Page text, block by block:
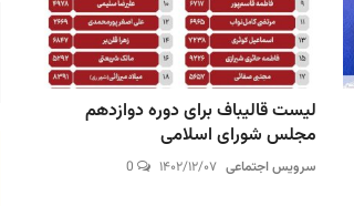
لیست قالیباف برای دوره دوازدهم
مجلس شورای اسلامی
سرویس اجتماعی ۱۴۰۲/۱۲/۰۷